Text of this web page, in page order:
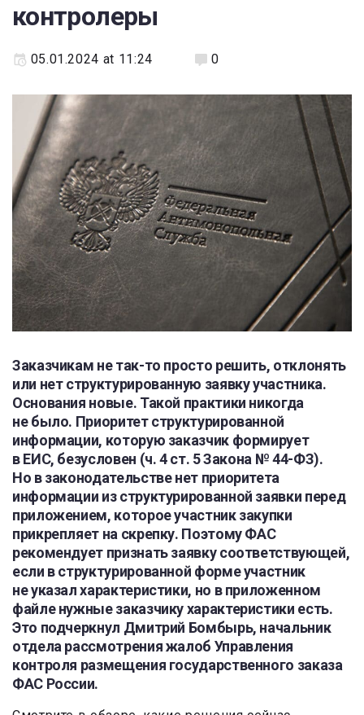
контролеры
05.01.2024 at 11:24 0
Заказчикам не так-то просто решить, отклонять
или нет структурированную заявку участника.
Основания новые. Такой практики никогда
не было. Приоритет структурированной
информации, которую заказчик формирует
в ЕИС, безусловен (ч. 4 ст. 5 Закона № 44-ФЗ).
Но в законодательстве нет приоритета
информации из структурированной заявки перед
приложением, которое участник закупки
прикрепляет на скрепку. Поэтому ФАС
рекомендует признать заявку соответствующей,
если в структурированной форме участник
не указал характеристики, но в приложенном
файле нужные заказчику характеристики есть.
Это подчеркнул Дмитрий Бомбырь, начальник
отдела рассмотрения жалоб Управления
контроля размещения государственного заказа
ФАС России.